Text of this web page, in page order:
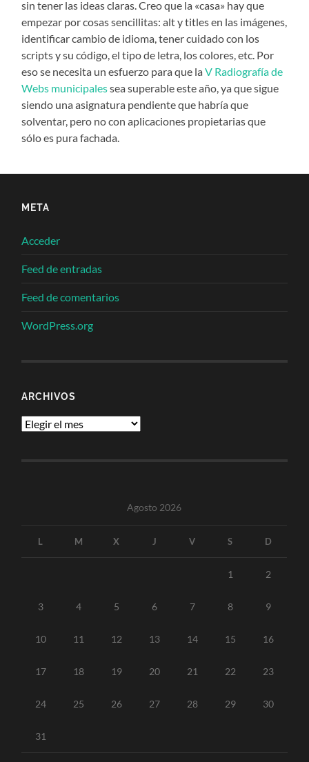
sin tener las ideas claras. Creo que la «casa» hay que
empezar por cosas sencillitas: alt y titles en las imágenes,
identificar cambio de idioma, tener cuidado con los
scripts y su código, el tipo de letra, los colores, etc. Por
eso se necesita un esfuerzo para que laV Radiografía de
Webs municipalessea superable este año, ya que sigue
siendo una asignatura pendiente que habría que
solventar, pero no con aplicaciones propietarias que
sólo es pura fachada.
META
Acceder
Feed de entradas
Feed de comentarios
WordPress.org
ARCHIVOS
Archivos
Agosto 2026
L M X J V S D
1 2
3 4 5 6 7 8 9
10 11 12 13 14 15 16
17 18 19 20 21 22 23
24 25 26 27 28 29 30
31